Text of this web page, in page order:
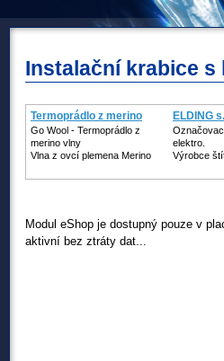
Instalační krabice s
Termoprádlo z merino
vlny
Go Wool - Termoprádlo z
merino vlny
Vlna z ovcí plemena Merino
ELDING
elektro.
Výrobce
Modul eShop je dostupný pouze v
aktivní bez ztráty dat...